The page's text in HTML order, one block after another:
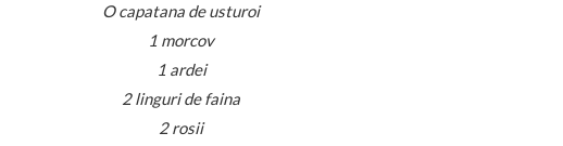
O capatana de usturoi
1 morcov
1 ardei
2 linguri de faina
2 rosii